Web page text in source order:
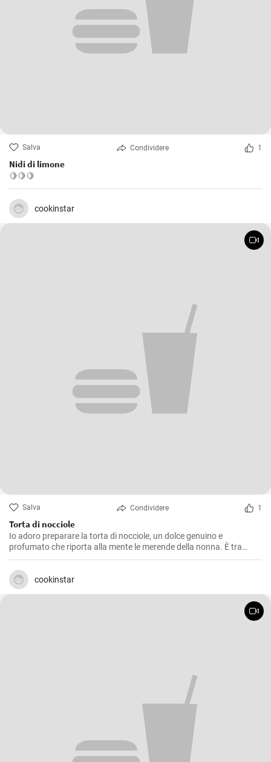
Salva Condividere 1
Nidi di limone
🍋🍋🍋
cookinstar
Salva Condividere 1
Torta di nocciole
Io adoro preparare la torta di nocciole, un dolce genuino e
profumato che riporta alla mente le merende della nonna. È tra
l'altro una ricetta molto semplice da realizzare, ma che regala grandi
soddisfazioni in termini di gusto. La nocciola ne è la protagonista
indiscussa, regalando un’aroma intenso e una piacevole
croccantezza.
cookinstar